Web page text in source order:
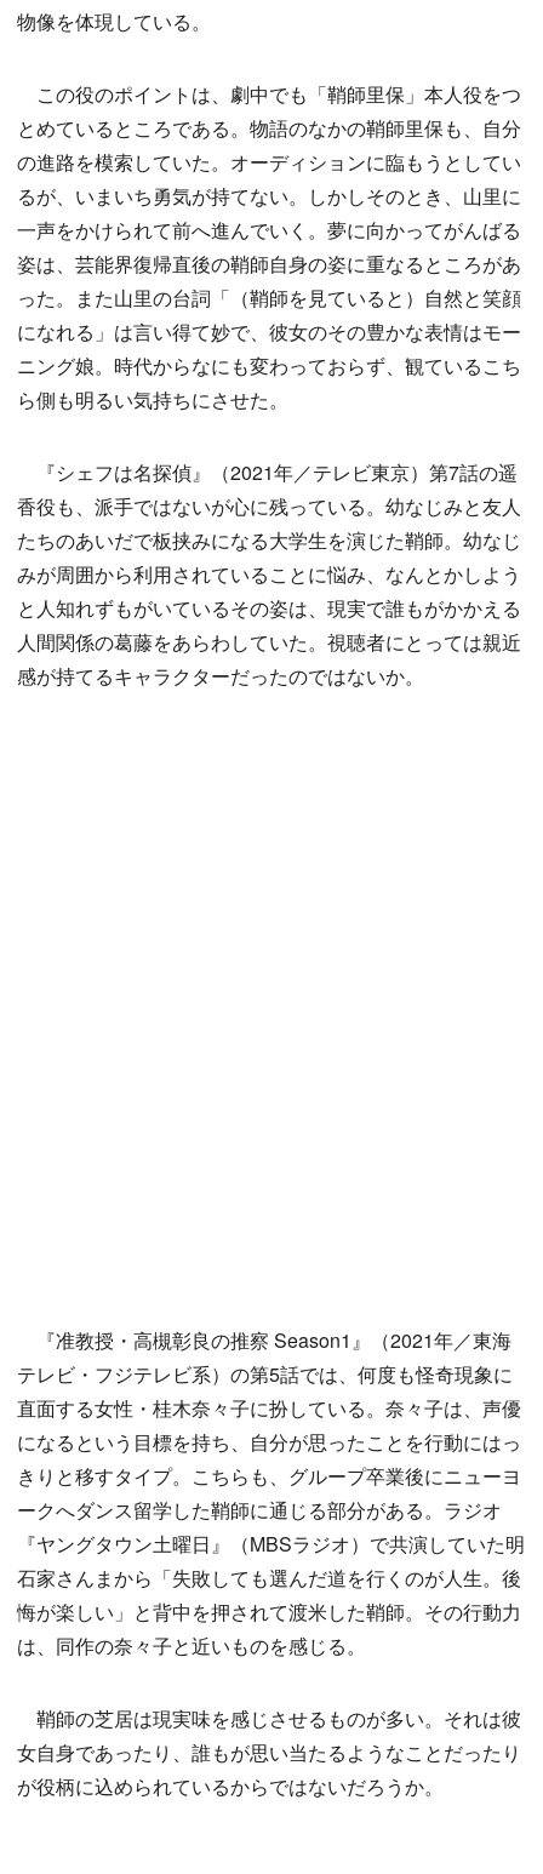
物像を体現している。
この役のポイントは、劇中でも「鞘師里保」本人役をつ
とめているところである。物語のなかの鞘師里保も、自分
の進路を模索していた。オーディションに臨もうとしてい
るが、いまいち勇気が持てない。しかしそのとき、山里に
一声をかけられて前へ進んでいく。夢に向かってがんばる
姿は、芸能界復帰直後の鞘師自身の姿に重なるところがあ
った。また山里の台詞「（鞘師を見ていると）自然と笑顔
になれる」は言い得て妙で、彼女のその豊かな表情はモー
ニング娘。時代からなにも変わっておらず、観ているこち
ら側も明るい気持ちにさせた。
『シェフは名探偵』（2021年／テレビ東京）第7話の遥
香役も、派手ではないが心に残っている。幼なじみと友人
たちのあいだで板挟みになる大学生を演じた鞘師。幼なじ
みが周囲から利用されていることに悩み、なんとかしよう
と人知れずもがいているその姿は、現実で誰もがかかえる
人間関係の葛藤をあらわしていた。視聴者にとっては親近
感が持てるキャラクターだったのではないか。
『准教授・高槻彰良の推察 Season1』（2021年／東海
テレビ・フジテレビ系）の第5話では、何度も怪奇現象に
直面する女性・桂木奈々子に扮している。奈々子は、声優
になるという目標を持ち、自分が思ったことを行動にはっ
きりと移すタイプ。こちらも、グループ卒業後にニューヨ
ークへダンス留学した鞘師に通じる部分がある。ラジオ
『ヤングタウン土曜日』（MBSラジオ）で共演していた明
石家さんまから「失敗しても選んだ道を行くのが人生。後
悔が楽しい」と背中を押されて渡米した鞘師。その行動力
は、同作の奈々子と近いものを感じる。
鞘師の芝居は現実味を感じさせるものが多い。それは彼
女自身であったり、誰もが思い当たるようなことだったり
が役柄に込められているからではないだろうか。